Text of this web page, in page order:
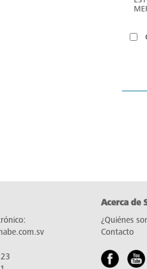
Acerca de
¿Quiénes
Contacto